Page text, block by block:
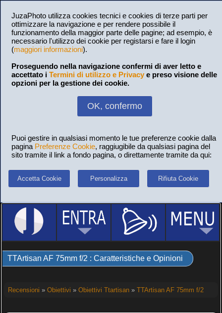
JuzaPhoto utilizza cookies tecnici e cookies di terze parti per
ottimizzare la navigazione e per rendere possibile il
funzionamento della maggior parte delle pagine; ad esempio, è
necessario l'utilizzo dei cookie per registarsi e fare il login
(maggiori informazioni).
Proseguendo nella navigazione confermi di aver letto e
accettato i Termini di utilizzo e Privacy e preso visione delle
opzioni per la gestione dei cookie.
OK, confermo
Puoi gestire in qualsiasi momento le tue preferenze cookie dalla
pagina Preferenze Cookie, raggiugibile da qualsiasi pagina del
sito tramite il link a fondo pagina, o direttamente tramite da qui:
Accetta Cookie Personalizza Rifiuta Cookie
TTArtisan AF 75mm f/2 : Caratteristiche e Opinioni
Recensioni » Obiettivi » Obiettivi Ttartisan» TTArtisan AF 75mm f/2